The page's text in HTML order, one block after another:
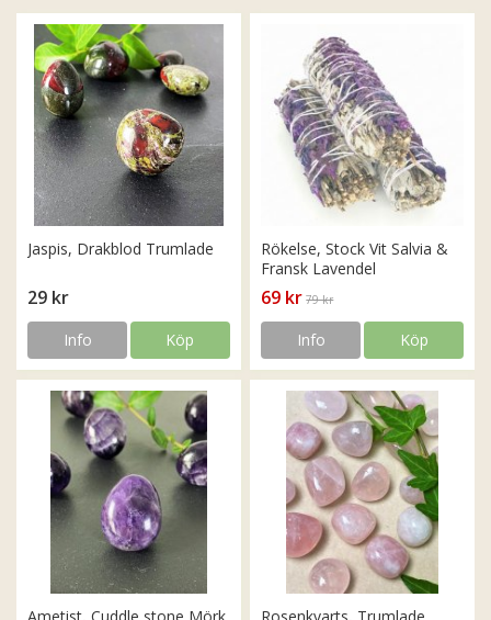
Jaspis, Drakblod Trumlade
29 kr
Info Köp
Rökelse, Stock Vit Salvia &
Fransk Lavendel
69 kr 79 kr
Info Köp
Ametist, Cuddle stone Mörk Rosenkvarts, Trumlade